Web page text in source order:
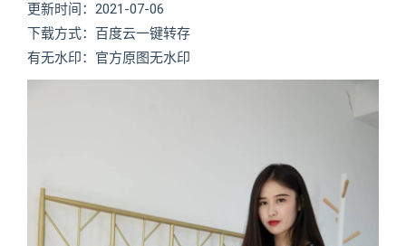
更新时间：2021-07-06
下载方式：百度云一键转存
有无水印：官方原图无水印